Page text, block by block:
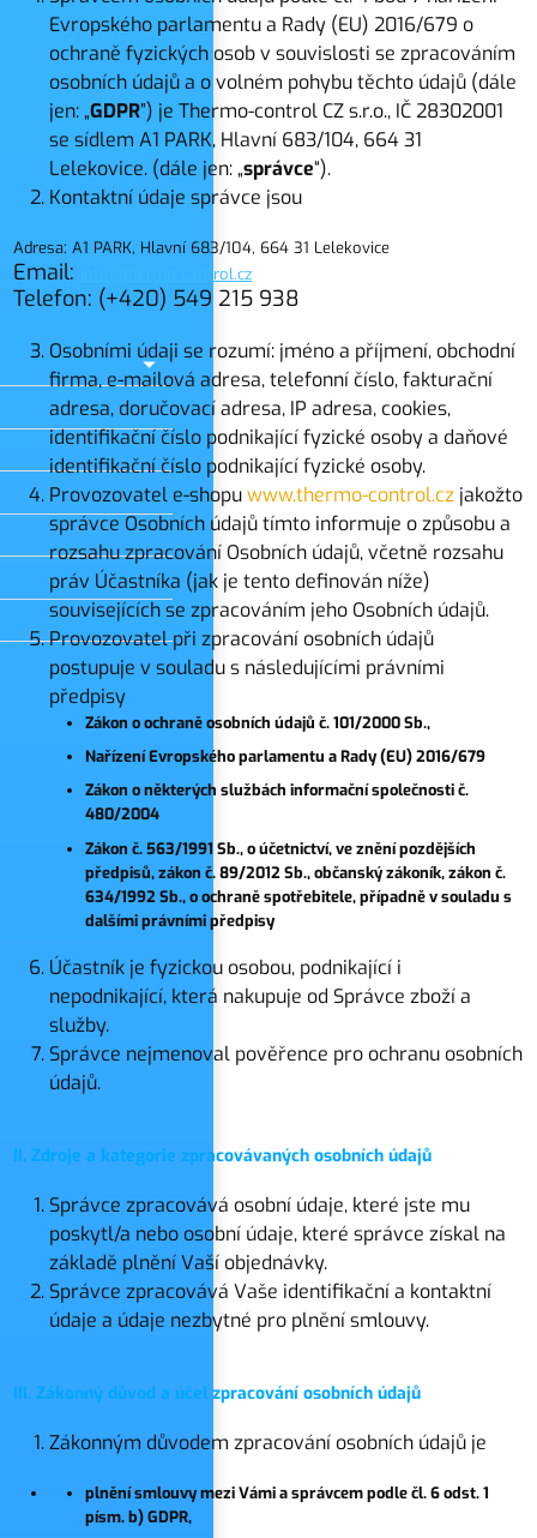
Evropského parlamentu a Rady (EU) 2016/679 o
ochraně fyzických osob v souvislosti se zpracováním
osobních údajů a o volném pohybu těchto údajů (dále
jen: „GDPR”) je Thermo-control CZ s.r.o., IČ 28302001
se sídlem A1 PARK, Hlavní 683/104, 664 31
Lelekovice. (dále jen: „správce“).
Kontaktní údaje správce jsou
Adresa: A1 PARK, Hlavní 683/104, 664 31 Lelekovice
Email: info@thermo-control.cz
Telefon: (+420) 549 215 938
Osobními údaji se rozumí: jméno a příjmení, obchodní
firma, e-mailová adresa, telefonní číslo, fakturační
adresa, doručovací adresa, IP adresa, cookies,
identifikační číslo podnikající fyzické osoby a daňové
identifikační číslo podnikající fyzické osoby.
Provozovatel e-shopu www.thermo-control.cz jakožto
správce Osobních údajů tímto informuje o způsobu a
rozsahu zpracování Osobních údajů, včetně rozsahu
práv Účastníka (jak je tento definován níže)
souvisejících se zpracováním jeho Osobních údajů.
Provozovatel při zpracování osobních údajů
postupuje v souladu s následujícími právními
předpisy
Zákon o ochraně osobních údajů č. 101/2000 Sb.,
Nařízení Evropského parlamentu a Rady (EU) 2016/679
Zákon o některých službách informační společnosti č.
480/2004
Zákon č. 563/1991 Sb., o účetnictví, ve znění pozdějších
předpisů, zákon č. 89/2012 Sb., občanský zákoník, zákon č.
634/1992 Sb., o ochraně spotřebitele, případně v souladu s
dalšími právními předpisy
Účastník je fyzickou osobou, podnikající i
nepodnikající, která nakupuje od Správce zboží a
služby.
Správce nejmenoval pověřence pro ochranu osobních
údajů.
II. Zdroje a kategorie zpracovávaných osobních údajů
Správce zpracovává osobní údaje, které jste mu
poskytl/a nebo osobní údaje, které správce získal na
základě plnění Vaší objednávky.
Správce zpracovává Vaše identifikační a kontaktní
údaje a údaje nezbytné pro plnění smlouvy.
III. Zákonný důvod a účel zpracování osobních údajů
Zákonným důvodem zpracování osobních údajů je
plnění smlouvy mezi Vámi a správcem podle čl. 6 odst. 1
písm. b) GDPR,